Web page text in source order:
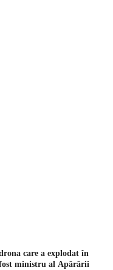
care a explodat în
ministru al Apărării